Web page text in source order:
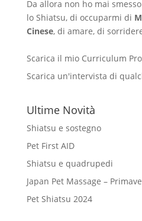
Da allora non ho mai
lo Shiatsu, di occuparmi di
Cinese, di amare, di
Scarica il mio Curriculum
Scarica un'intervista di
Ultime Novità
Shiatsu e sostegno
Pet First AID
Shiatsu e quadrupedi
Japan Pet Massage –
Pet Shiatsu 2024